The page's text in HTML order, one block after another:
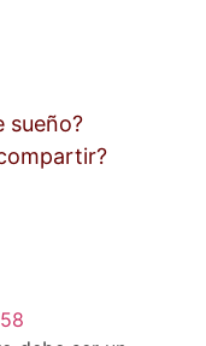
sueño?